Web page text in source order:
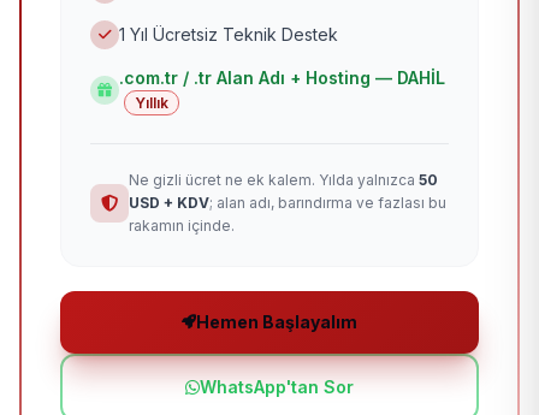
1 Yıl Ücretsiz Teknik Destek
.com.tr / .tr Alan Adı + Hosting — DAHİL
Yıllık
Ne gizli ücret ne ek kalem. Yılda yalnızca 50
USD + KDV; alan adı, barındırma ve fazlası bu
rakamın içinde.
Hemen Başlayalım
WhatsApp'tan Sor